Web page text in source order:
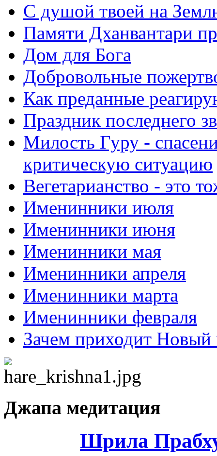
С душой твоей на
Памяти Дханвантари
Дом для Бога
Добровольные
Как преданные
Праздник последнего
Милость Гуру -
критическую ситуацию
Вегетарианство - это
Именинники июля
Именинники июня
Именинники мая
Именинники апреля
Именинники марта
Именинники февраля
Зачем приходит Новый
Джапа медитация
Шрила